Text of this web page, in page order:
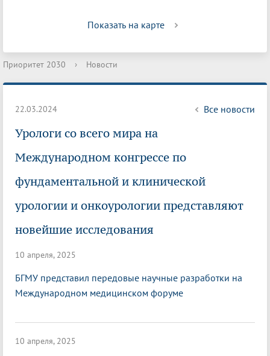
Показать на карте
Приоритет 2030 › Новости
22.03.2024 Все новости
Урологи со всего мира на
Международном конгрессе по
фундаментальной и клинической
урологии и онкоурологии представляют
новейшие исследования
10 апреля, 2025
БГМУ представил передовые научные разработки на
Международном медицинском форуме
10 апреля, 2025